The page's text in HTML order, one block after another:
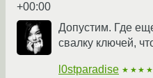
+00:00
Допустим. Где
свалку ключей,
l0stparadise